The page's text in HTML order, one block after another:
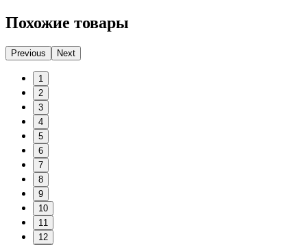
Похожие товары
Previous Next
1
2
3
4
5
6
7
8
9
10
11
12